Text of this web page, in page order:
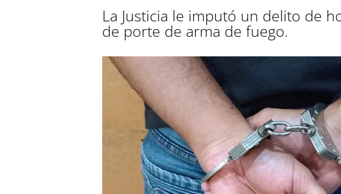
La Justicia le imputó un delito de
de porte de arma de fuego.